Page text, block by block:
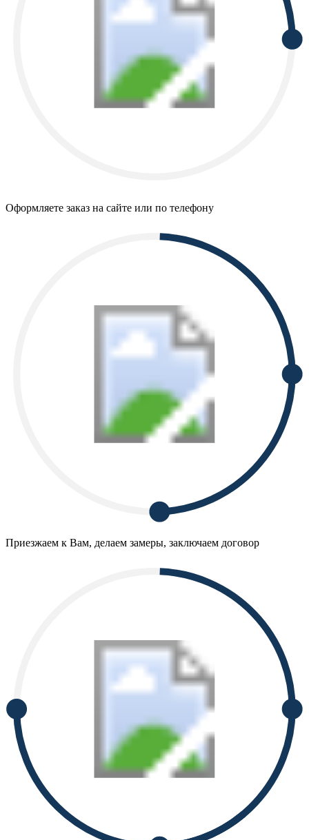
Оформляете заказ на сайте или по телефону
Приезжаем к Вам, делаем замеры, заключаем договор